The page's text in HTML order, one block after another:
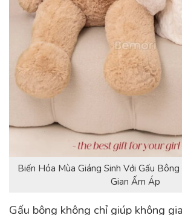
Biến Hóa Mùa Giáng Sinh Với Gấu
Gian Ấm Áp
Gấu bông không chỉ giúp không